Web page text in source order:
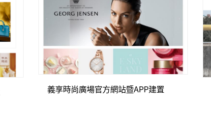
義享時尚廣場官方網站暨APP建置